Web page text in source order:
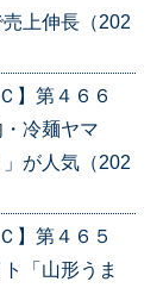
上伸長（202
】第４６６
冷麺ヤマ
が人気（202
】第４６５
「山形うま